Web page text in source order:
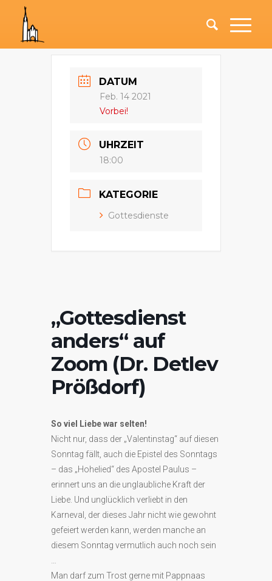
„Gottesdienst
anders“ auf
Zoom (Dr. Detlev
Prößdorf)
So viel Liebe war selten!
Nicht nur, dass der „Valentinstag“ auf diesen
Sonntag fällt, auch die Epistel des Sonntags
– das „Hohelied“ des Apostel Paulus –
erinnert uns an die unglaubliche Kraft der
Liebe. Und unglücklich verliebt in den
Karneval, der dieses Jahr nicht wie gewohnt
gefeiert werden kann, werden manche an
diesem Sonntag vermutlich auch noch sein
Man darf zum Trost gerne mit Pappnaas
DATUM
Feb. 14 2021
Vorbei!
UHRZEIT
18:00
KATEGORIE
Gottesdienste